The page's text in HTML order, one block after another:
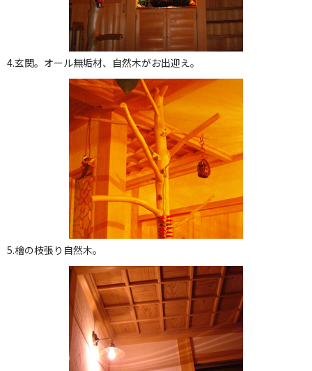
4.玄関。オール無垢材、自然木がお出迎え。
5.檜の枝張り自然木。